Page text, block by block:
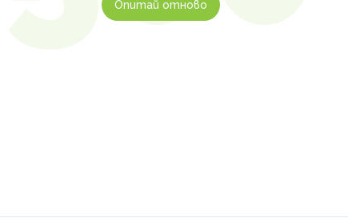
Опитай отново